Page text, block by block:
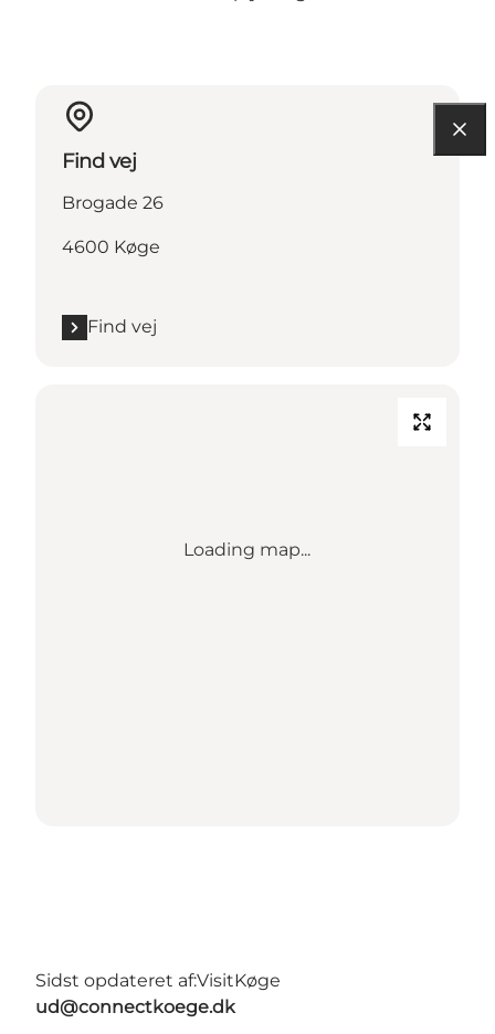
Find vej
Brogade 26
4600 Køge
Find vej
Loading map...
Sidst opdateret af:VisitKøge
ud@connectkoege.dk